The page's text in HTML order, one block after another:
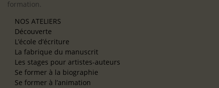
formation.
NOS ATELIERS
Découverte
L’école d’écriture
La fabrique du manuscrit
Les stages pour artistes-auteurs
Se former à la biographie
Se former à l’animation